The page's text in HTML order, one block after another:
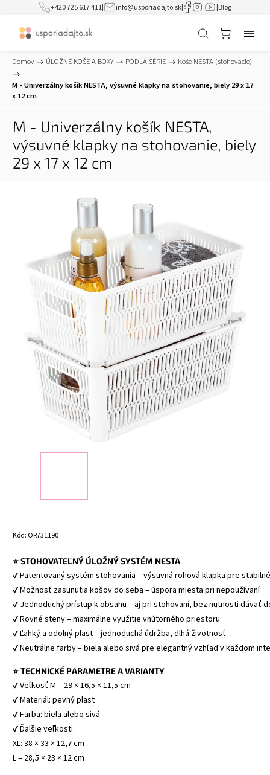
+420 725 617 411| info@usporiadajto.sk| |Blog
Domov / ÚLOŽNÉ KOŠE A BOXY / PODĽA SÉRIE /
Koše NESTA (stohovacie)
/
M - Univerzálny košík NESTA, výsuvné klapky na stohovanie, biely 29 x 17
x 12 cm
M - Univerzálny košík NESTA,
výsuvné klapky na stohovanie, biely
29 x 17 x 12 cm
Kód: OR731190
⭐ STOHOVATEĽNÝ ÚLOŽNÝ SYSTÉM NESTA
✔ Patentovaný systém stohovania – výsuvná rohová klapka pre
✔ Možnosť zasunutia košov do seba – úspora miesta pri nepoužívaní
✔ Jednoduchý prístup k obsahu – aj pri stohovaní, bez nutnosti dávať
✔ Rovné steny – maximálne využitie vnútorného priestoru
✔ Ľahký a odolný plast – jednoduchá údržba, dlhá životnosť
✔ Neutrálne farby – biela alebo sivá pre elegantný vzhľad v každom
⭐ TECHNICKÉ PARAMETRE A VARIANTY
✔ Veľkosť M – 29 × 16,5 × 11,5 cm
✔ Materiál: pevný plast
✔ Farba: biela alebo sivá
✔ Ďalšie veľkosti:
XL: 38 × 33 × 12,7 cm
L – 28,5 × 23 × 12 cm